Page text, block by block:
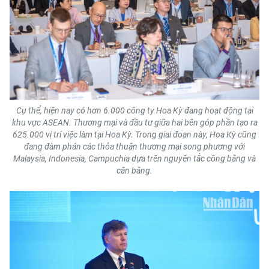
CHUYÊN ĐỀ
CÁC CHUYÊN TRANG
VỀ BÁO NHÂN DÂN
THỜI NAY
NHÂN DÂN CUỐI TUẦN
MUA BÁO
Cụ thể, hiện nay có hơn 6.000 công ty Hoa Kỳ đang hoạt động tại
khu vực ASEAN. Thương mại và đầu tư giữa hai bên góp phần tạo ra
625.000 vị trí việc làm tại Hoa Kỳ. Trong giai đoạn này, Hoa Kỳ cũng
đang đàm phán các thỏa thuận thương mại song phương với
Malaysia, Indonesia, Campuchia dựa trên nguyên tắc công bằng và
cân bằng.